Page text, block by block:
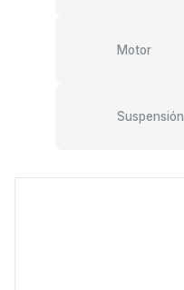
Motor
Suspensión